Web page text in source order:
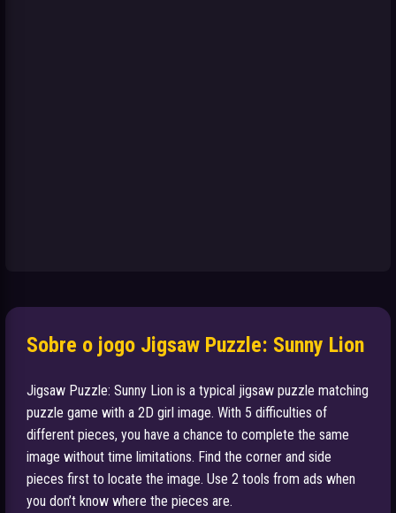
Sobre o jogo Jigsaw Puzzle: Sunny Lion
Jigsaw Puzzle: Sunny Lion is a typical jigsaw puzzle matching
puzzle game with a 2D girl image. With 5 difficulties of
different pieces, you have a chance to complete the same
image without time limitations. Find the corner and side
pieces first to locate the image. Use 2 tools from ads when
you don’t know where the pieces are.